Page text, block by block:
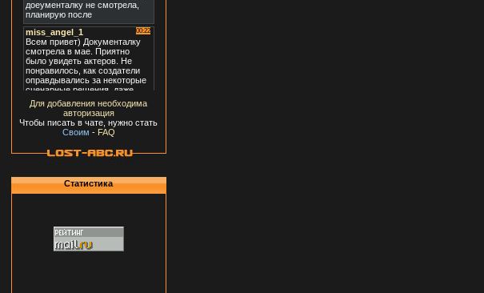
Для добавления необходима
авторизация
Чтобы писать в чате, нужно стать
Своим - FAQ
Статистика